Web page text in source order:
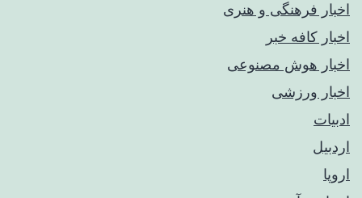
اخبار فرهنگی و هنری
اخبار کافه خبر
اخبار هوش مصنوعی
اخبار ورزشی
ادبیات
اردبیل
اروپا